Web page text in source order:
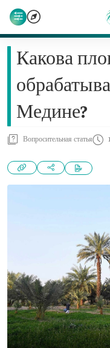
Какова
Медине?
Вопросительная статья